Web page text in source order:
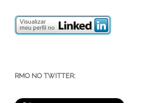
RMO NO TWITTER: